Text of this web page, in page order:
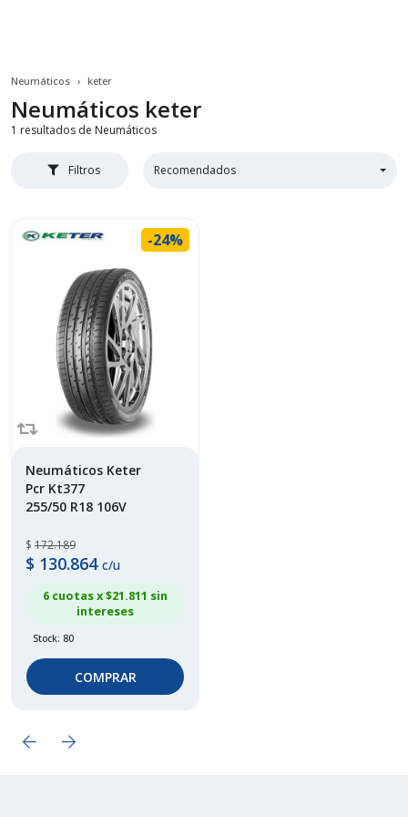
Neumáticos keter
Neumáticos keter
1 resultados de Neumáticos
Filtros Recomendados
-24%
Neumáticos Keter
Pcr Kt377
255/50 R18 106V
$ 172.189
$ 130.864 c/u
6 cuotas x $21.811 sin
intereses
Stock: 80
COMPRAR